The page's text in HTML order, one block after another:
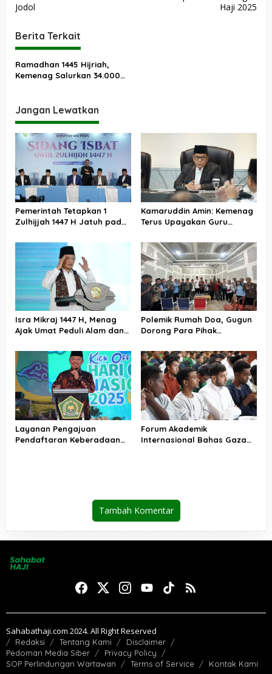
i
g
a
s
i
o
s
Jodol
Haji 2025
Berita Terkait
Ramadhan 1445 Hijriah,
Kemenag Salurkan 34.000
Jangan Lewatkan
Pemerintah Tetapkan 1
Zulhijjah 1447 H Jatuh pada
Kamaruddin Amin: Kemenag
Terus Upayakan Guru
Diangkat PPPK
Isra Mikraj 1447 H, Menag
Ajak Umat Peduli Alam dan
Polemik Rumah Doa, Gugun
Dorong Para Pihak
Layanan Pengajuan
Pendaftaran Keberadaan
Forum Akademik
Internasional Bahas Gaza
Tambah Komentar
Sahabathaji.com 2024. All Right Reserved
Redaksi Tentang Kami
Disclaimer
Pedoman Media Siber
Privacy Policy
SOP Perlindungan Wartawan
Terms of Service Kontak Kami